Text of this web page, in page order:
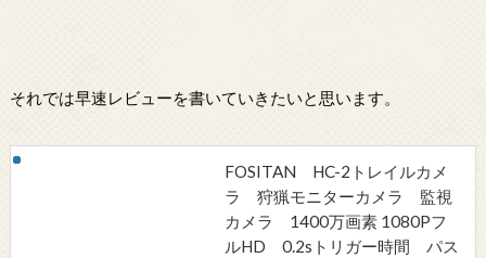
それでは早速レビューを書いていきたいと思います。
FOSITAN HC-2トレイルカメ
ラ 狩猟モニターカメラ 監視
カメラ 1400万画素 1080Pフ
ルHD 0.2sトリガー時間 パス